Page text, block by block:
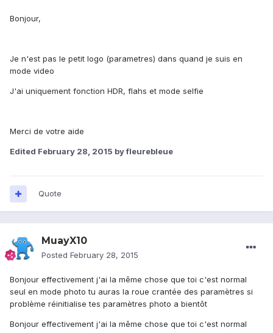
Bonjour,
Je n'est pas le petit logo (parametres) dans quand je suis en
mode video
J'ai uniquement fonction HDR, flahs et mode selfie
Merci de votre aide
Edited February 28, 2015 by fleurebleue
Quote
MuayX10
Posted February 28, 2015
Bonjour effectivement j'ai la même chose que toi c'est normal
seul en mode photo tu auras la roue crantée des paramètres si
problème réinitialise tes paramètres photo a bientôt
Bonjour effectivement j'ai la même chose que toi c'est normal